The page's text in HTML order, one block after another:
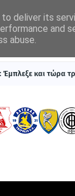
ΠΡΩΤΟΣΕΛΙΔΑ
και τώρα
deliver its
and
abuse.